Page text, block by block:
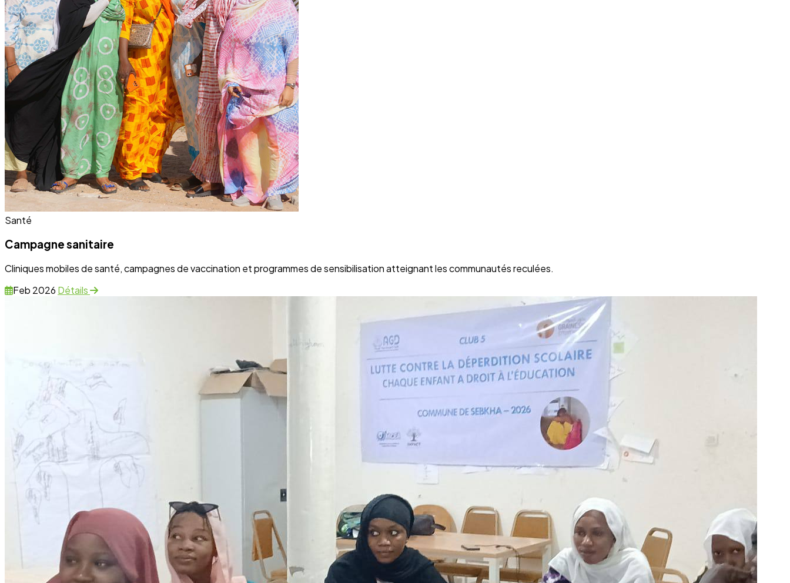
Santé
Campagne sanitaire
Cliniques mobiles de santé, campagnes de vaccination et programmes de sensibilisation atteignant les communautés reculées.
Feb 2026 Détails